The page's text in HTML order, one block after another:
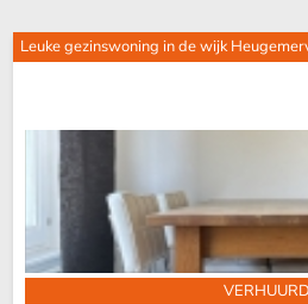
Leuke gezinswoning in de wijk
VERHUURD